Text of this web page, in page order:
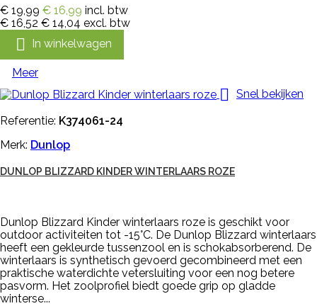
€ 19,99 € 16,99 incl. btw
€ 16,52 € 14,04 excl. btw
 In winkelwagen
Meer
 Snel bekijken
Referentie: K374061-24
Merk: Dunlop
DUNLOP BLIZZARD KINDER WINTERLAARS ROZE
Dunlop Blizzard Kinder winterlaars roze is geschikt voor
outdoor activiteiten tot -15°C. De Dunlop Blizzard winterlaars
heeft een gekleurde tussenzool en is schokabsorberend. De
winterlaars is synthetisch gevoerd gecombineerd met een
praktische waterdichte vetersluiting voor een nog betere
pasvorm. Het zoolprofiel biedt goede grip op gladde
winterse...